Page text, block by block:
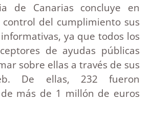
de Canarias concluye en
control del cumplimiento sus
ya que todos los
de ayudas públicas
sobre ellas a través de sus
De ellas, 232 fueron
más de 1 millón de euros